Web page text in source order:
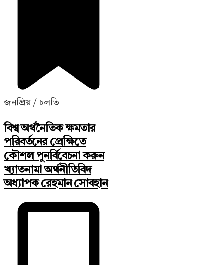
জনপ্রিয় / চলতি
বিশ্ব অর্থনৈতিক ক্ষমতার
পরিবর্তনের প্রেক্ষিতে
কৌশল পুনর্বিবেচনা করুন
খ্যাতনামা অর্থনীতিবিদ
অধ্যাপক রেহমান সোবহান